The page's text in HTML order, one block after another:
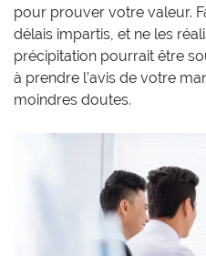
pour prouver votre valeur.
délais impartis, et ne les
précipitation pourrait être
à prendre l’avis de votre
moindres doutes.